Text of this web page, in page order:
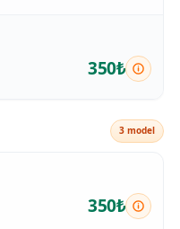
350₺
3 model
350₺